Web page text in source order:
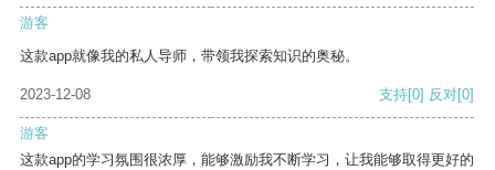
游客
这款app就像我的私人导师，带领我探索知识的奥秘。
2023-12-08 支持[0] 反对[0]
游客
这款app的学习氛围很浓厚，能够激励我不断学习，让我能够取得更好的